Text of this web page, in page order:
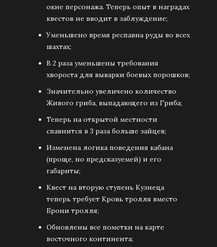
окне персонажа. Теперь опыт в наградах
квестов не вводит в заблуждение;
Уменьшено время респавна руды во всех
шахтах;
В 2 раза уменьшены требования
хвороста для выварки боевых порошков;
Значительно увеличено количество
Живого гриба, выпадающего из Гриба;
Теперь на открытой местности
спавнится в 3 раза больше зайцев;
Изменена логика поведения кабана
(проще, но предсказуемей) и его
габариты;
Квест на вторую ступень Кузнеца
теперь требует Кровь тролля вместо
Брони тролля;
Обновлены все пометки на карте
восточного континента;